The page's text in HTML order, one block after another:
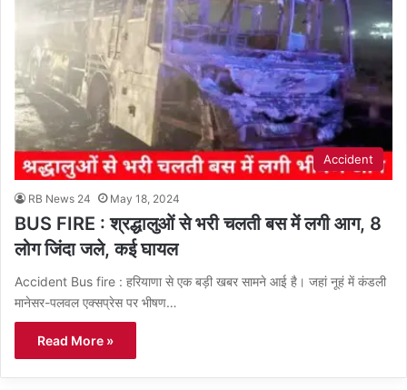
Accident
RB News 24 May 18, 2024
BUS FIRE : श्रद्धालुओं से भरी चलती बस में लगी आग, 8
लोग जिंदा जले, कई घायल
Accident Bus fire : हरियाणा से एक बड़ी खबर सामने आई है। जहां नूहं में कंडली
मानेसर-पलवल एक्सप्रेस पर भीषण…
Read More »